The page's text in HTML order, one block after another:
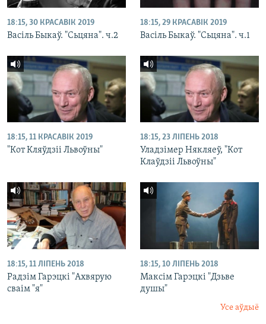
18:15, 30 КРАСАВІК 2019
Васіль Быкаў. "Сьцяна". ч.2
18:15, 29 КРАСАВІК 2019
Васіль Быкаў. "Сьцяна". ч.1
18:15, 11 КРАСАВІК 2019
"Кот Кляўдзіі Львоўны"
18:15, 23 ЛІПЕНЬ 2018
Уладзімер Някляеў, "Кот
Клаўдзіі Львоўны"
18:15, 11 ЛІПЕНЬ 2018
Радзім Гарэцкі "Ахвярую
сваім "я"
18:15, 10 ЛІПЕНЬ 2018
Максім Гарэцкі "Дзьве
душы"
Усе аўдыё